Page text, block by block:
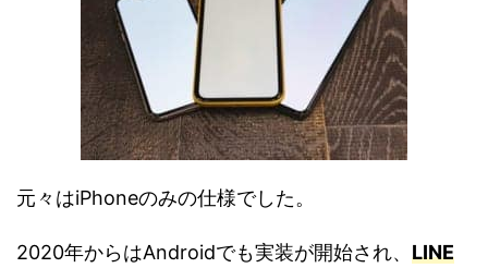
元々はiPhoneのみの仕様でした。
2020年からはAndroidでも実装が開始され、 LINE